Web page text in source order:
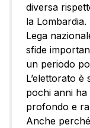
diversa
la Lombardia.
Lega
sfide
un periodo
L’elettorato
pochi anni
profondo e
Anche